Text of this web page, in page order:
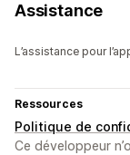
Assistance
L’assistance pour
Ressources
Politique de
Ce développeur